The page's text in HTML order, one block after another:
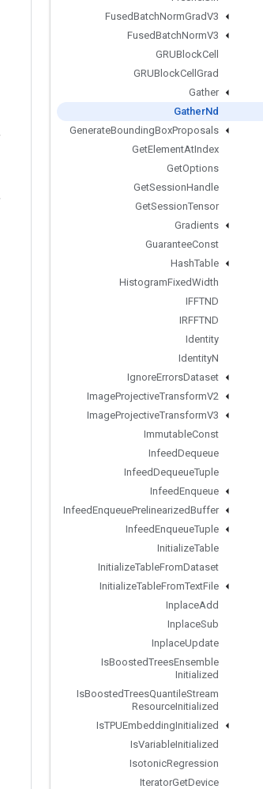
FusedBatchNormGradV3
FusedBatchNormV3
GRUBlockCell
GRUBlockCell Grad
Gather
GatherNd
GenerateBoundingBoxProposals
GetElementAtIndex
GetOptions
GetSessionHandle
GetSessionTensor
Gradients
GuaranteeConst
HashTable
HistogramFixedWidth
IFFTND
IRFFTND
Identity
IdentityN
IgnoreErrorsDataset
ImageProjectiveTransformV2
ImageProjectiveTransformV3
ImmutableConst
InfeedDequeue
InfeedDequeueTuple
InfeedEnqueue
InfeedEnqueuePrelinearizedBuffer
InfeedEnqueueTuple
InitializeTable
InitializeTableFromDataset
InitializeTableFromTextFile
InplaceAdd
InplaceSub
InplaceUpdate
IsBoostedTreesEnsemble
Initialized
IsBoostedTreesQuantileStream
ResourceInitialized
IsTPUEmbeddingInitialized
IsVariableInitialized
IsotonicRegression
IteratorGetDevice